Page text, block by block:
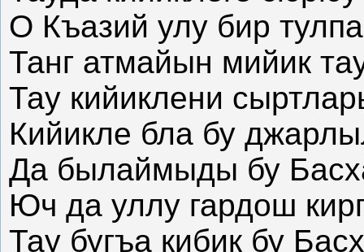
О Къазий улу бир
Танг атмайын мийик
Тау кийиклени
Кийикле бла бу
Да былаймыды бу
Юч да уллу гардош
Тау бугъа кибик бу